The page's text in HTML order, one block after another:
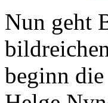
Nun geht
beginn